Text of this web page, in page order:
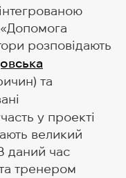
розповідають
та
у проекті
великий
даний час
тренером